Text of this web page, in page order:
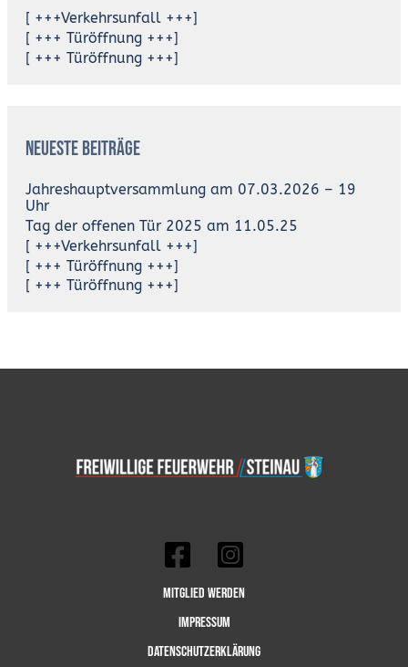
[ +++Verkehrsunfall +++]
[ +++ Türöffnung +++]
[ +++ Türöffnung +++]
Neueste Beiträge
Jahreshauptversammlung am 07.03.2026 – 19
Uhr
Tag der offenen Tür 2025 am 11.05.25
[ +++Verkehrsunfall +++]
[ +++ Türöffnung +++]
[ +++ Türöffnung +++]
Mitglied werden
Impressum
Datenschutzerklärung